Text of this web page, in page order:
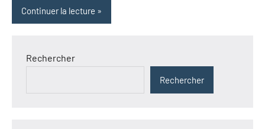
Continuer la lecture
Rechercher
Rechercher